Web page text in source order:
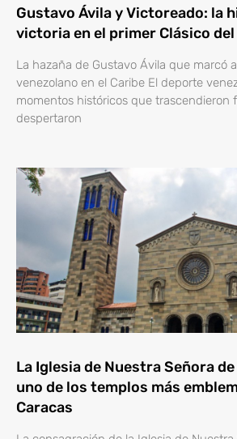
Gustavo Ávila y Victoreado: la
victoria en el primer Clásico del
La hazaña de Gustavo Ávila que marcó
venezolano en el Caribe El deporte
momentos históricos que trascendieron
despertaron
La Iglesia de Nuestra Señora
uno de los templos más
Caracas